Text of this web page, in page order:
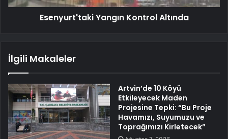
Esenyurt'taki Yangın Kontrol Altında
İlgili Makaleler
Artvin’de 10 Köyü
Etkileyecek Maden
Projesine Tepki: “Bu Proje
Havamızı, Suyumuzu ve
Toprağımızı Kirletecek”